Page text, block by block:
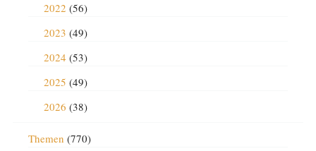
2022 (56)
2023 (49)
2024 (53)
2025 (49)
2026 (38)
Themen (770)